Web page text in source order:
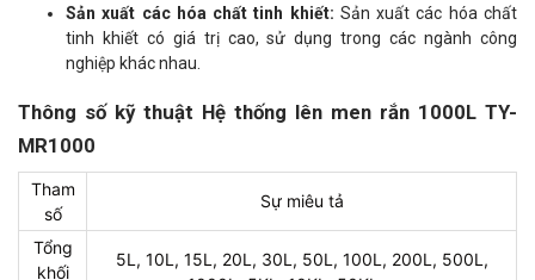
Sản xuất các hóa chất tinh khiết: Sản xuất các hóa chất
tinh khiết có giá trị cao, sử dụng trong các ngành công
nghiệp khác nhau.
Thông số kỹ thuật Hệ thống lên men rắn 1000L TY-
MR1000
Tham
số
Sự miêu tả
Tổng
khối
5L, 10L, 15L, 20L, 30L, 50L, 100L, 200L, 500L,